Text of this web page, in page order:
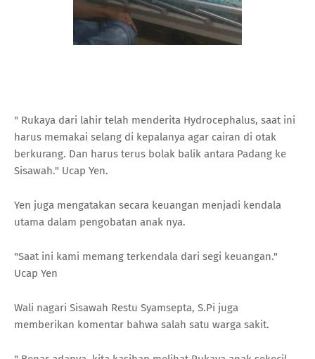
" Rukaya dari lahir telah menderita Hydrocephalus, saat ini
harus memakai selang di kepalanya agar cairan di otak
berkurang. Dan harus terus bolak balik antara Padang ke
Sisawah." Ucap Yen.
Yen juga mengatakan secara keuangan menjadi kendala
utama dalam pengobatan anak nya.
"Saat ini kami memang terkendala dari segi keuangan."
Ucap Yen
Wali nagari Sisawah Restu Syamsepta, S.Pi juga
memberikan komentar bahwa salah satu warga sakit.